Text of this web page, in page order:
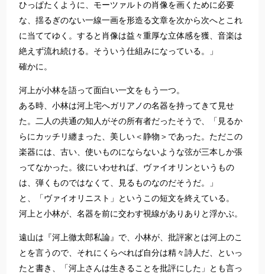
ひっぱたくように、モーツァルトの肖像を画くために必要
な、揺るぎのない一線一画を形造る文章を次から次へとこれ
に当ててゆく。すると肖像は益々重厚な立体感を獲、音楽は
絶えず流れ続ける。そういう仕組みになっている。」
確かに。
河上が小林を語って面白い一文をもう一つ。
ある時、小林は河上宅へガリアノの名器を持ってきて見せ
た。二人の共通の知人がその所有者だったそうで、「見るか
らにカッチリ纏まった、美しい＜静物＞であった。ただこの
楽器には、古い、使いものにならないような弦が三本しか張
ってなかった。彼にいわせれば、ヴァイオリンというもの
は、弾くものではなくて、見るものなのだそうだ。」
と、「ヴァイオリニスト」というこの短文を終えている。
河上と小林が、名器を前に交わす視線がありありと浮かぶ。
遠山は『河上徹太郎私論』で、小林が、批評家とは河上のこ
とを言うので、それにくらべれば自分は精々詩人だ、といっ
たと書き、「河上さんは生きることを批評にした」とも言っ